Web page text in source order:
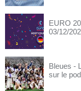
EURO
03/12/
Bleues -
sur le